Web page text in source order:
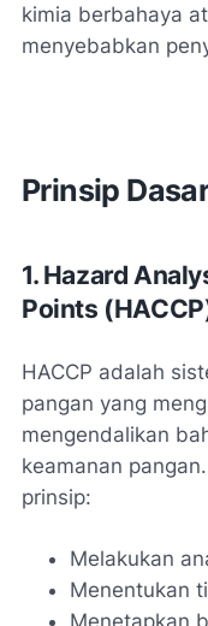
kimia berbahaya
menyebabkan
Prinsip
1. Hazard
Points
HACCP adalah
pangan yang
mengendalikan
keamanan
prinsip:
Melakukan
Menentukan
Menetapkan